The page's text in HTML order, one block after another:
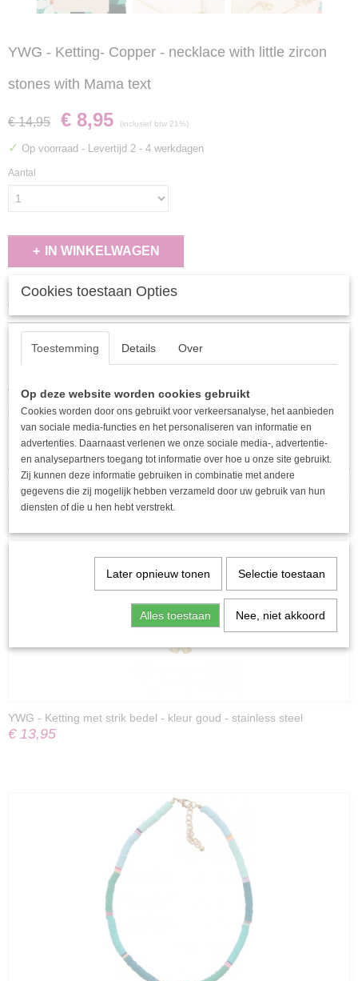
YWG - Ketting- Copper - necklace with little zircon
stones with Mama text
€ 14,95 € 8,95 (inclusief btw 21%)
✓ Op voorraad - Levertijd 2 - 4 werkdagen
Aantal
IN WINKELWAGEN
Specificaties
EAN code
8720301231355
Koperen ketting met kleine zirkonia steentjes met Mama tekst.
Verkrijgbaar in 2 kleuren. Combineer het met de bijpassende oorbellen en
armband.
Kleur: Goud Materiaal: Koper Ondermateriaal: Zirkoon Gewicht: 3,12 g
Ook interessant
YWG - Ketting met strik bedel - kleur goud - stainless steel
€ 13,95
Cookies toestaan Opties
Toestemming Details Over
Op deze website worden cookies gebruikt
Cookies worden door ons gebruikt voor verkeersanalyse, het aanbieden
van sociale media-functies en het personaliseren van informatie en
advertenties. Daarnaast verlenen we onze sociale media-, advertentie-
en analysepartners toegang tot informatie over hoe u onze site gebruikt.
Zij kunnen deze informatie gebruiken in combinatie met andere
gegevens die zij mogelijk hebben verzameld door uw gebruik van hun
diensten of die u hen hebt verstrekt.
Later opnieuw tonen Selectie toestaan
Alles toestaan Nee, niet akkoord